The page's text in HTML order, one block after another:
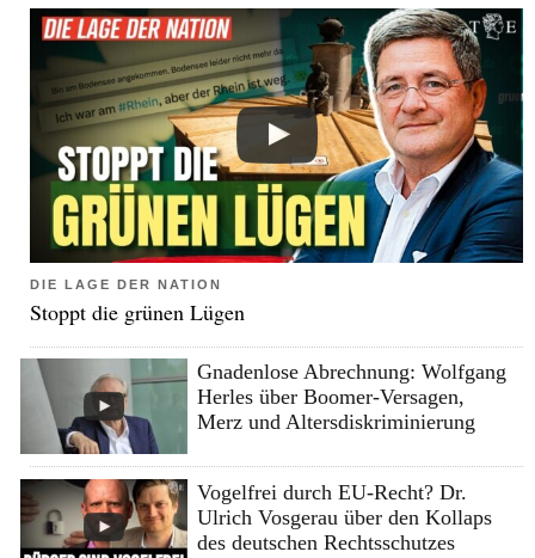
DIE LAGE DER NATION
Stoppt die grünen Lügen
Gnadenlose Abrechnung: Wolfgang
Herles über Boomer-Versagen,
Merz und Altersdiskriminierung
Vogelfrei durch EU-Recht? Dr.
Ulrich Vosgerau über den Kollaps
des deutschen Rechtsschutzes